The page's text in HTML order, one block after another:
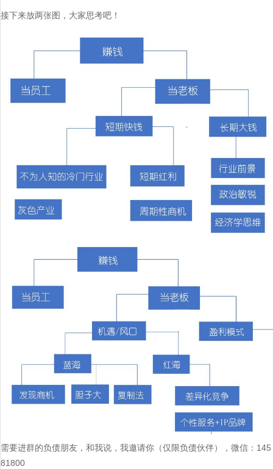
接下来放两张图，大家思考吧！
需要进群的负债朋友，和我说，我邀请你（仅限负债伙伴），微信：145
81800